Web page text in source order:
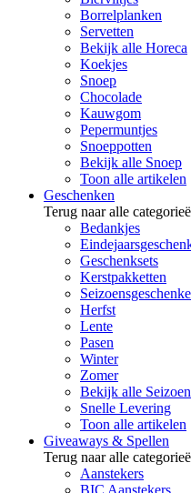
Borrelplanken
Servetten
Bekijk alle Horeca
Koekjes
Snoep
Chocolade
Kauwgom
Pepermuntjes
Snoeppotten
Bekijk alle Snoep
Toon alle artikelen
Geschenken
Terug naar alle
Bedankjes
Geschenksets
Kerstpakketten
Herfst
Lente
Pasen
Winter
Zomer
Bekijk alle
Snelle Levering
Toon alle artikelen
Giveaways & Spellen
Terug naar alle
Aanstekers
BIC Aanstekers